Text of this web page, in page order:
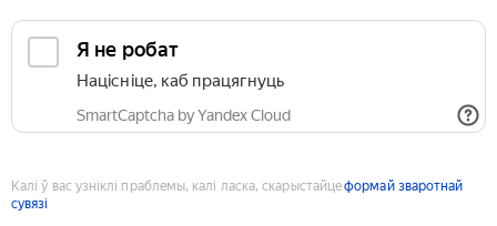
Я не робат
Націсніце, каб працягнуць
SmartCaptcha by Yandex Cloud
Калі ў вас узніклі праблемы, калі ласка, скарыстайцеформай зваротнай
сувязі